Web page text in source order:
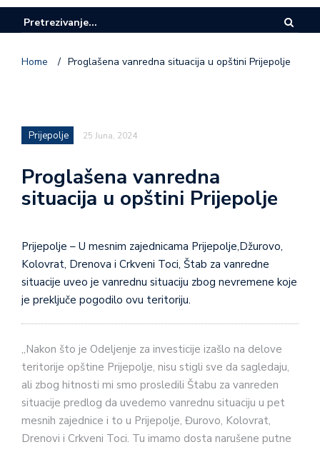
Home / Proglašena vanredna situacija u opštini Prijepolje
Prijepolje 25 Juna, 2024
Proglašena vanredna
situacija u opštini Prijepolje
Prijepolje – U mesnim zajednicama Prijepolje,Džurovo,
Kolovrat, Drenova i Crkveni Toci, Štab za vanredne
situacije uveo je vanrednu situaciju zbog nevremene koje
je preključe pogodilo ovu teritoriju.
„Nakon što je Odeljenje za investicije izašlo na delove
teritorije opštine Prijepolje, nisu stigli sve da sagledaju,
ali zbog hitnosti mi smo prosledili Štabu za vanreden
situacije predlog da uvedemo vanrednu situaciju u pet
mesnih zajednice i to u Prijepolje, Đurovo, Kolovrat,
Drenovi i Crkveni Toci. Tu imamo dosta narušene putne